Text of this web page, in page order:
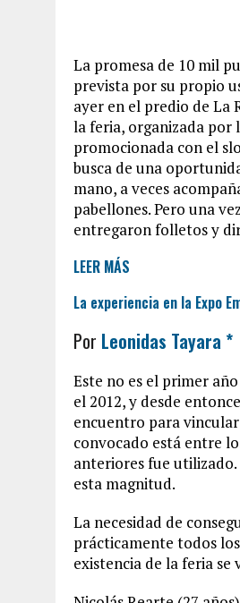
La promesa de 10 mil
prevista por su propio
ayer en el predio de La
la feria, organizada por
promocionada con el
busca de una
mano, a veces
pabellones. Pero una
entregaron folletos y
LEER MÁS
La experiencia en la Expo
Por Leonidas Tayara *
Este no es el primer
el 2012, y desde
encuentro para vincular
convocado está entre
anteriores fue utilizado.
esta magnitud.
La necesidad de
prácticamente todos
existencia de la feria se